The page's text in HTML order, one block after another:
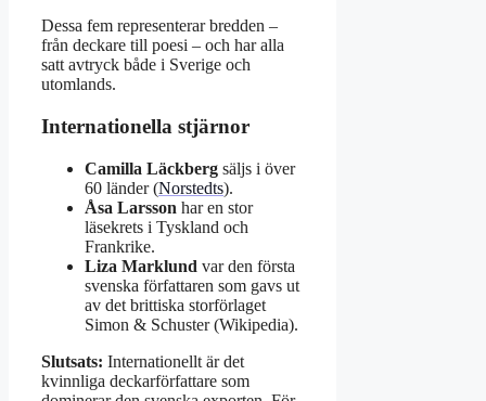
Dessa fem representerar bredden –
från deckare till poesi – och har alla
satt avtryck både i Sverige och
utomlands.
Internationella stjärnor
Camilla Läckberg säljs i över
60 länder (Norstedts).
Åsa Larsson har en stor
läsekrets i Tyskland och
Frankrike.
Liza Marklund var den första
svenska författaren som gavs ut
av det brittiska storförlaget
Simon & Schuster (Wikipedia).
Slutsats: Internationellt är det
kvinnliga deckarförfattare som